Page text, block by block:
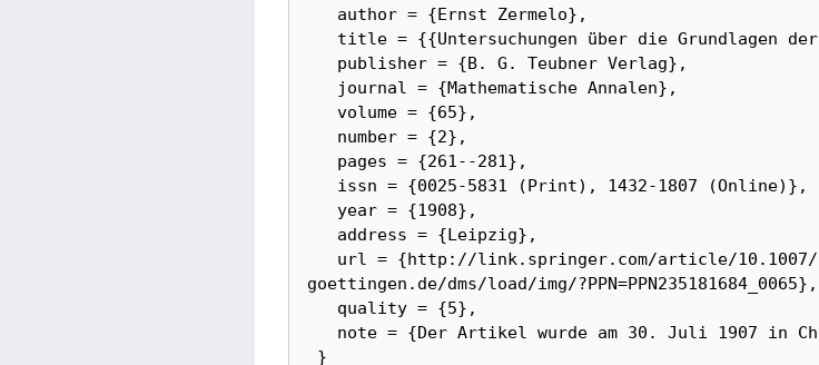
goettingen.de/dms/load/img/?PPN=PPN235181684_0065},